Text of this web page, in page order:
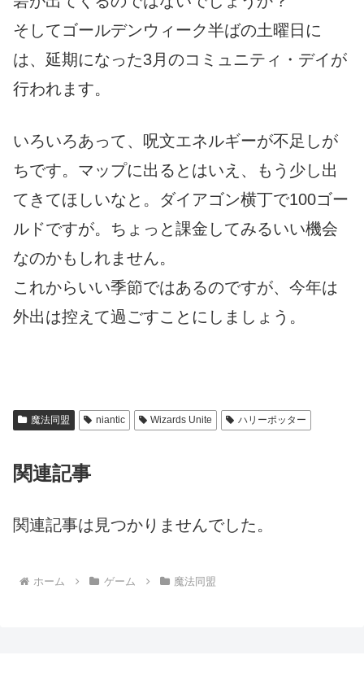
そしてゴールデンウィーク半ばの土曜日に
は、延期になった3月のコミュニティ・デイが
行われます。
いろいろあって、呪文エネルギーが不足しが
ちです。マップに出るとはいえ、もう少し出
てきてほしいなと。ダイアゴン横丁で100ゴー
ルドですが。ちょっと課金してみるいい機会
なのかもしれません。
これからいい季節ではあるのですが、今年は
外出は控えて過ごすことにしましょう。
魔法同盟 niantic Wizards Unite ハリーポッター
関連記事
関連記事は見つかりませんでした。
ホーム ゲーム 魔法同盟